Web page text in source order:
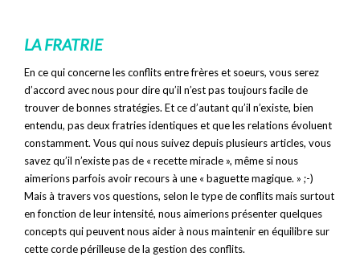
LA FRATRIE
En ce qui concerne les conflits entre frères et soeurs, vous serez
d’accord avec nous pour dire qu’il n’est pas toujours facile de
trouver de bonnes stratégies. Et ce d’autant qu’il n’existe, bien
entendu, pas deux fratries identiques et que les relations évoluent
constamment. Vous qui nous suivez depuis plusieurs articles, vous
savez qu’il n’existe pas de « recette miracle », même si nous
aimerions parfois avoir recours à une « baguette magique. » ;-)
Mais à travers vos questions, selon le type de conflits mais surtout
en fonction de leur intensité, nous aimerions présenter quelques
concepts qui peuvent nous aider à nous maintenir en équilibre sur
cette corde périlleuse de la gestion des conflits.